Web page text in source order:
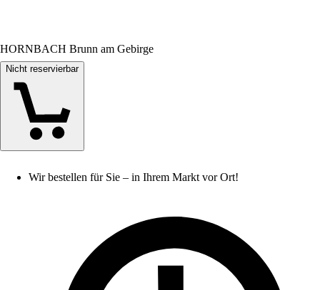
HORNBACH Brunn am Gebirge
Nicht reservierbar
Wir bestellen für Sie – in Ihrem Markt vor Ort!